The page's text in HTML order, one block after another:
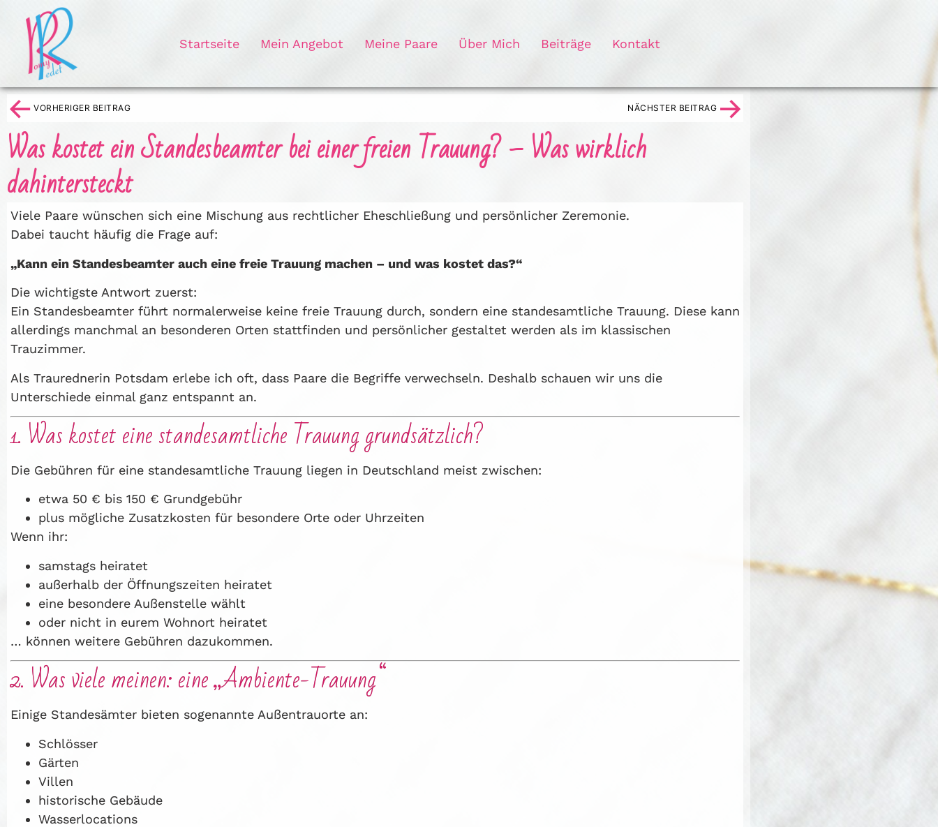
Startseite Mein Angebot Meine Paare Über Mich Beiträge Kontakt
← VORHERIGER BEITRAG →
NÄCHSTER BEITRAG
Was kostet ein Standesbeamter bei einer freien Trauung? – Was wirklich
dahintersteckt
Viele Paare wünschen sich eine Mischung aus rechtlicher Eheschließung und persönlicher Zeremonie.
Dabei taucht häufig die Frage auf:
„Kann ein Standesbeamter auch eine freie Trauung machen – und was kostet das?“
Die wichtigste Antwort zuerst:
Ein Standesbeamter führt normalerweise keine freie Trauung durch, sondern eine standesamtliche Trauung. Diese kann
allerdings manchmal an besonderen Orten stattfinden und persönlicher gestaltet werden als im klassischen
Trauzimmer.
Als Traurednerin Potsdam erlebe ich oft, dass Paare die Begriffe verwechseln. Deshalb schauen wir uns die
Unterschiede einmal ganz entspannt an.
1. Was kostet eine standesamtliche Trauung grundsätzlich?
Die Gebühren für eine standesamtliche Trauung liegen in Deutschland meist zwischen:
etwa 50 € bis 150 € Grundgebühr
plus mögliche Zusatzkosten für besondere Orte oder Uhrzeiten
Wenn ihr:
samstags heiratet
außerhalb der Öffnungszeiten heiratet
eine besondere Außenstelle wählt
oder nicht in eurem Wohnort heiratet
… können weitere Gebühren dazukommen.
2. Was viele meinen: eine „Ambiente-Trauung“
Einige Standesämter bieten sogenannte Außentrauorte an:
Schlösser
Gärten
Villen
historische Gebäude
Wasserlocations